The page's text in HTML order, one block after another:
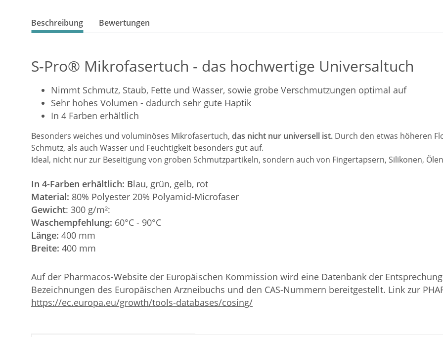
Beschreibung Bewertungen
S-Pro® Mikrofasertuch - das hochwertige Universaltuch
Nimmt Schmutz, Staub, Fette und Wasser, sowie grobe Verschmutzungen optimal auf
Sehr hohes Volumen - dadurch sehr gute Haptik
In 4 Farben erhältlich
Besonders weiches und voluminöses Mikrofasertuch, das nicht nur universell ist. Durch den etwas höheren
Schmutz, als auch Wasser und Feuchtigkeit besonders gut auf.
Ideal, nicht nur zur Beseitigung von groben Schmutzpartikeln, sondern auch von Fingertapsern, Silikonen,
In 4-Farben erhältlich: Blau, grün, gelb, rot
Material: 80% Polyester 20% Polyamid-Microfaser
Gewicht: 300 g/m²:
Waschempfehlung: 60°C - 90°C
Länge: 400 mm
Breite: 400 mm
Auf der Pharmacos-Website der Europäischen Kommission wird eine Datenbank der
Bezeichnungen des Europäischen Arzneibuchs und den CAS-Nummern bereitgestellt. Link zur
https://ec.europa.eu/growth/tools-databases/cosing/